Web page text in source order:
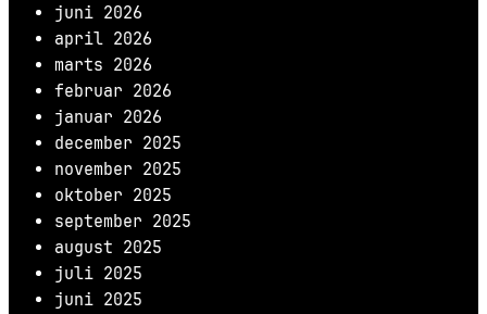
juni 2026
april 2026
marts 2026
februar 2026
januar 2026
december 2025
november 2025
oktober 2025
september 2025
august 2025
juli 2025
juni 2025